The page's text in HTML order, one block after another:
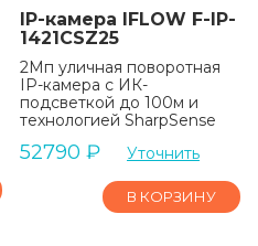
IP-камера IFLOW F-IP-
1421CSZ25
2Мп уличная поворотная
IP-камера с ИК-
подсветкой до 100м и
технологией SharpSense
52790 ₽ Уточнить
В КОРЗИНУ